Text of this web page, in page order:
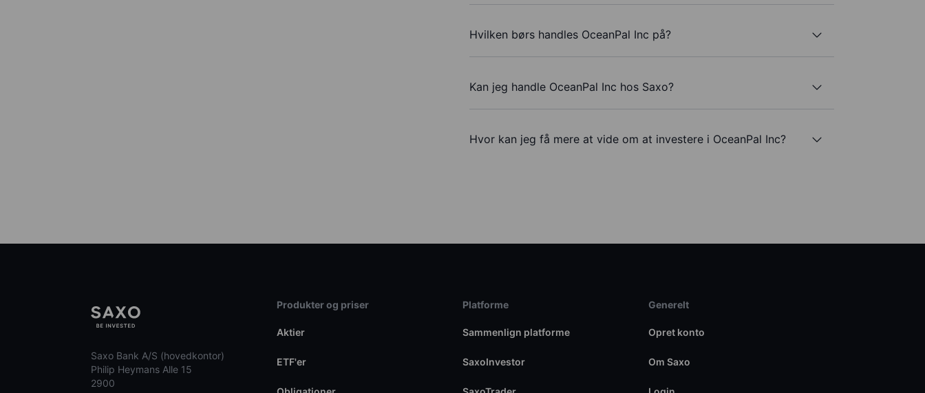
Hvilken børs handles OceanPal Inc på?
Kan jeg handle OceanPal Inc hos Saxo?
Hvor kan jeg få mere at vide om at investere i OceanPal Inc?
Saxo Bank A/S (hovedkontor)
Philip Heymans Alle 15
2900
Produkter og priser
Aktier
ETF'er
Platforme
Sammenlign platforme
SaxoInvestor
Generelt
Opret konto
Om Saxo